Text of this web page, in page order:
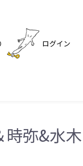
ログイン
時弥&水木